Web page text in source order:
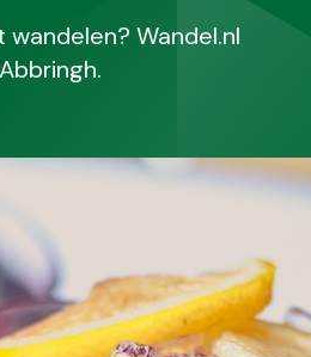
Wandel.nl